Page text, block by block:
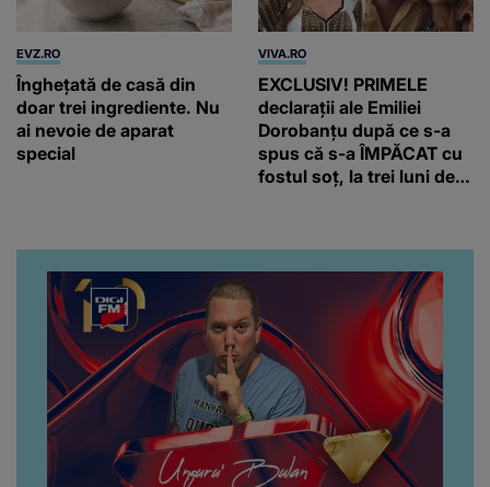
EVZ.RO
Înghețată de casă din
doar trei ingrediente. Nu
ai nevoie de aparat
special
VIVA.RO
EXCLUSIV! PRIMELE
declarații ale Emiliei
Dorobanțu după ce s-a
spus că s-a ÎMPĂCAT cu
fostul soț, la trei luni de
artistă i-a lăsat MASCĂ
pe toți. De data aceasta,
chiar a rupt tăcerea:
”Poate că aveam să ne
spunem, să ne...”